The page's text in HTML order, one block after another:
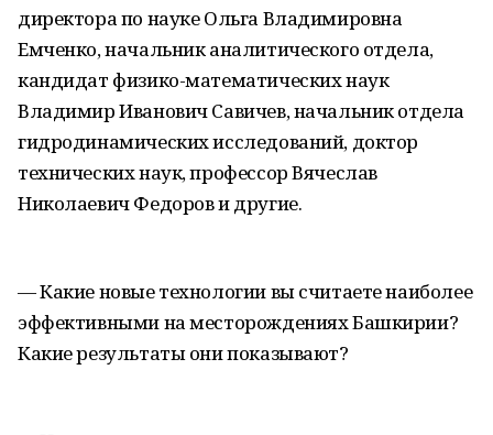
директора по науке Ольга Владимировна
Емченко, начальник аналитического отдела,
кандидат физико-математических наук
Владимир Иванович Савичев, начальник отдела
гидродинамических исследований, доктор
технических наук, профессор Вячеслав
Николаевич Федоров и другие.
— Какие новые технологии вы считаете наиболее
эффективными на месторождениях Башкирии?
Какие результаты они показывают?